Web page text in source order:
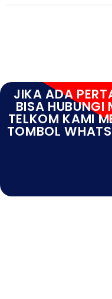
JIKA ADA
BISA HUBUNGI
TELKOM KAMI
TOMBOL